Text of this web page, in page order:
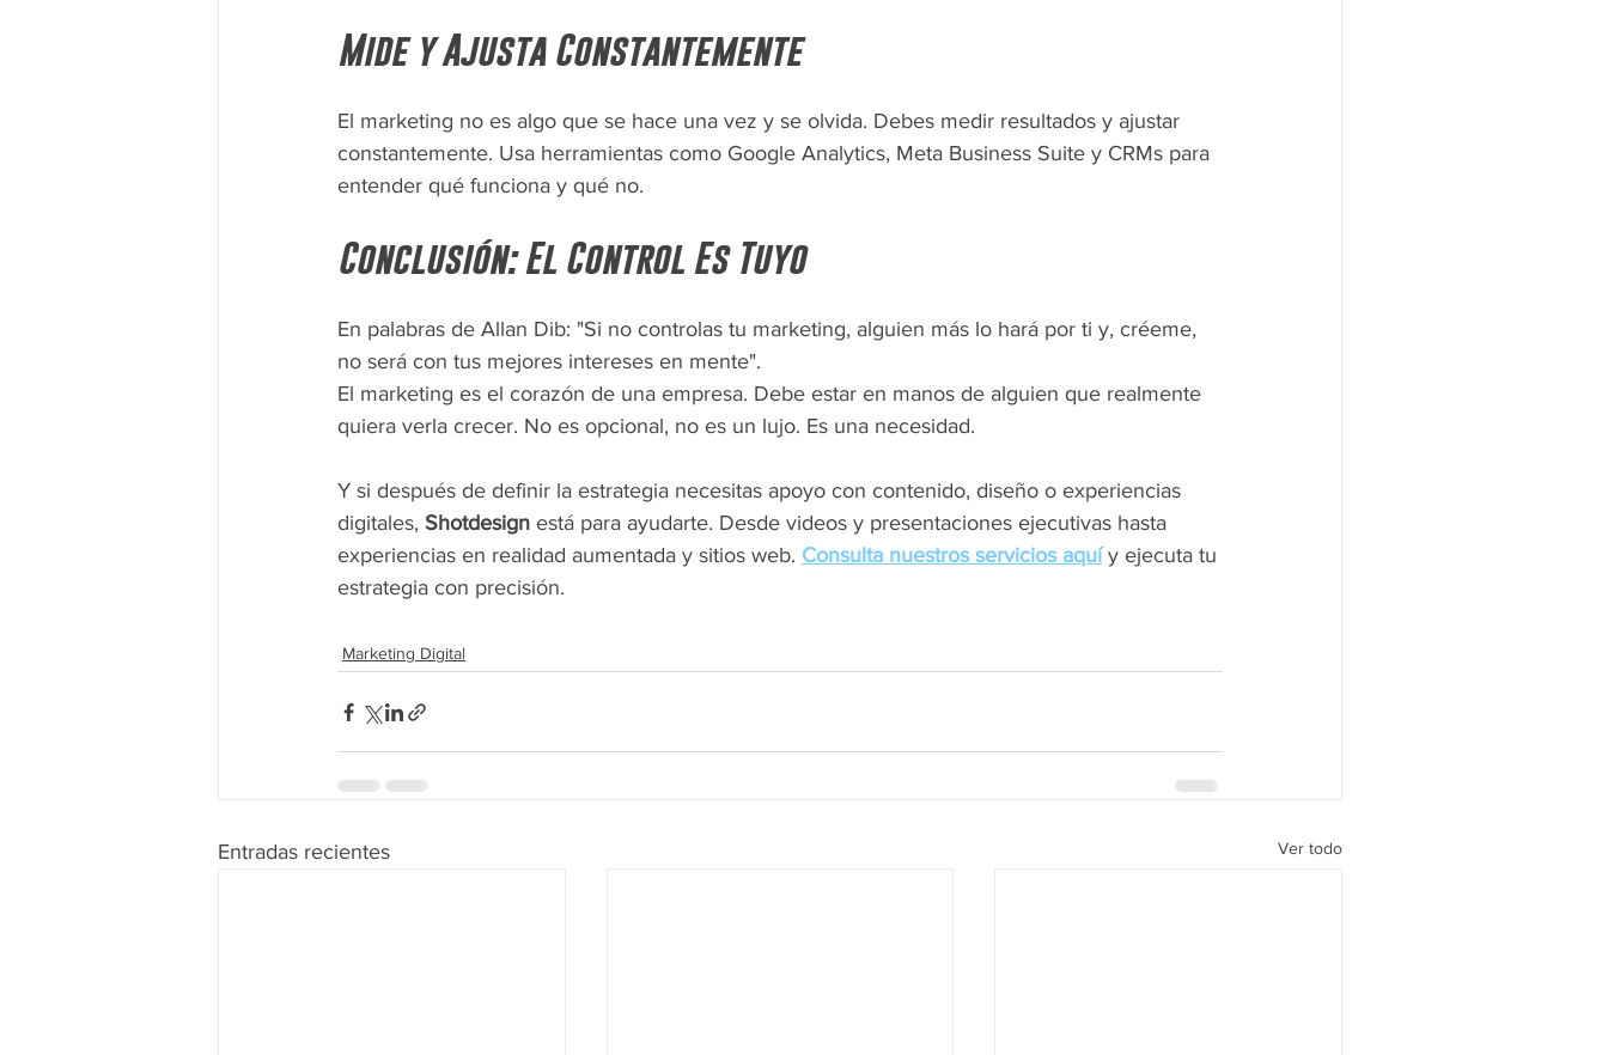
Mide y Ajusta Constantemente
El marketing no es algo que se hace una vez y se olvida. Debes medir resultados y ajustar
constantemente. Usa herramientas como Google Analytics, Meta Business Suite y CRMs para
entender qué funciona y qué no.
Conclusión: El Control Es Tuyo
En palabras de Allan Dib: "Si no controlas tu marketing, alguien más lo hará por ti y, créeme,
no será con tus mejores intereses en mente".
El marketing es el corazón de una empresa. Debe estar en manos de alguien que realmente
quiera verla crecer. No es opcional, no es un lujo. Es una necesidad.
Y si después de definir la estrategia necesitas apoyo con contenido, diseño o experiencias
digitales, Shotdesign está para ayudarte. Desde videos y presentaciones ejecutivas hasta
experiencias en realidad aumentada y sitios web. Consulta nuestros servicios aquí y ejecuta tu
estrategia con precisión.
Marketing Digital
Entradas recientes Ver todo